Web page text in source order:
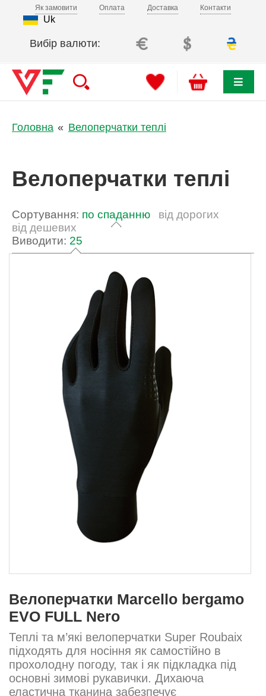
Як замовити Оплата Доставка Контакти
Uk
Вибір валюти:
Головна Велоперчатки теплі
Велоперчатки теплі
Сортування: по спаданню
від дорогих
від дешевих
Виводити: 25
Велоперчатки Marcello bergamo
EVO FULL Nero
Теплі та м’які велоперчатки Super Roubaix
підходять для носіння як самостійно в
прохолодну погоду, так і як підкладка під
основні зимові рукавички. Дихаюча
еластична тканина забезпечує